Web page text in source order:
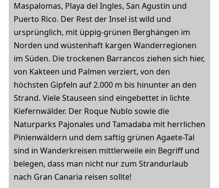
Maspalomas, Playa del Ingles, San Agustin und
Puerto Rico. Der Rest der Insel ist wild und
ursprünglich, mit üppig-grünen Berghängen im
Norden und wüstenhaft kargen Wanderregionen
im Süden. Die trockenen Barrancos ziehen sich hier,
von Kakteen und Palmen verziert, von den
höchsten Gipfeln auf 2.000 m bis hinunter an den
Strand. Viele Stauseen sind eingebettet in lichte
Kiefernwälder. Der Roque Nublo sowie die
Naturparks Pajonales und Tamadaba mit herrlichen
Pinienwäldern und dem saftig grünen Agaete-Tal
sind in Wanderkreisen mittlerweile ein Begriff und
belegen, dass man nicht nur zum Strandurlaub
nach Gran Canaria reisen sollte!